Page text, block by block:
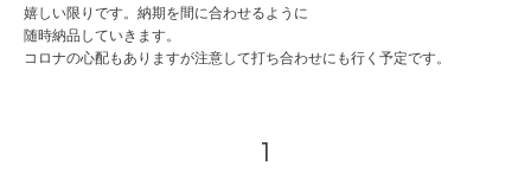
嬉しい限りです。納期を間に合わせるように
随時納品していきます。
コロナの心配もありますが注意して打ち合わせにも行く予定です。
1